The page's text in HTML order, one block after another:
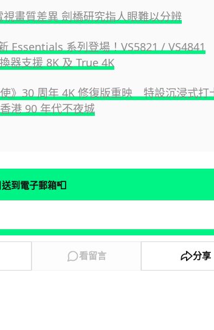
視畫質差異 劍橋研究指人眼難以分辨
Essentials 系列登場！VS5821 / VS4841
器支援 8K 及 True 4K
使》30 周年 4K 修復版重映 特設沉浸式打
港 90 年代不夜城
到電子郵箱📮
看留言 分享